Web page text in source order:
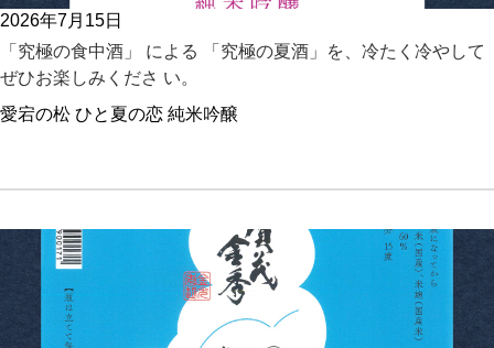
2026年7月15日
「究極の食中酒」 による 「究極の夏酒」を、冷たく冷やして
ぜひお楽しみくださ い。
愛宕の松 ひと夏の恋 純米吟醸